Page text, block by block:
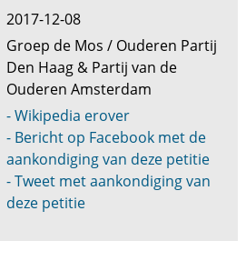
2017-12-08
Groep de Mos / Ouderen Partij
Den Haag & Partij van de
Ouderen Amsterdam
- Wikipedia erover
- Bericht op Facebook met de
aankondiging van deze petitie
- Tweet met aankondiging van
deze petitie